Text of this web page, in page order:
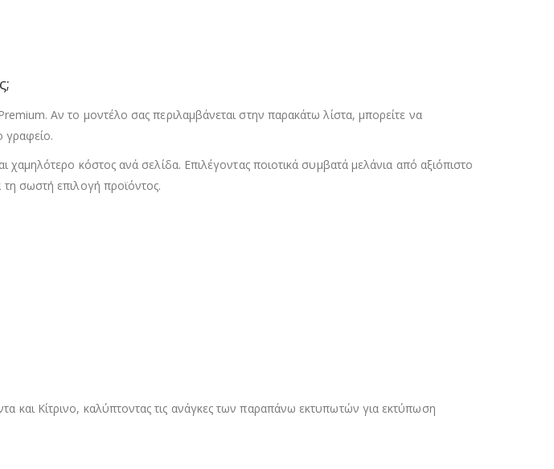
Αν το μοντέλο σας περιλαμβάνεται στην παρακάτω λίστα, μπορείτε να
γραφείο.
κόστος ανά σελίδα. Επιλέγοντας ποιοτικά συμβατά μελάνια από αξιόπιστο
σωστή επιλογή προϊόντος.
Κίτρινο, καλύπτοντας τις ανάγκες των παραπάνω εκτυπωτών για εκτύπωση